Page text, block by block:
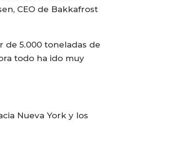
CEO de Bakkafrost
de 5.000 toneladas de
todo ha ido muy
Nueva York y los